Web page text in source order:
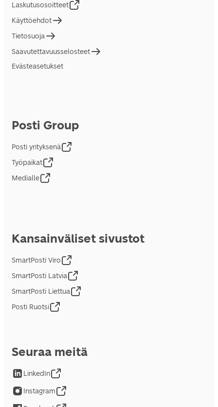
Laskutusosoitteet
Käyttöehdot
Tietosuoja
Saavutettavuusselosteet
Evästeasetukset
Posti Group
Posti yrityksenä
Työpaikat
Medialle
Kansainväliset sivustot
SmartPosti Viro
SmartPosti Latvia
SmartPosti Liettua
Posti Ruotsi
Seuraa meitä
LinkedIn
Instagram